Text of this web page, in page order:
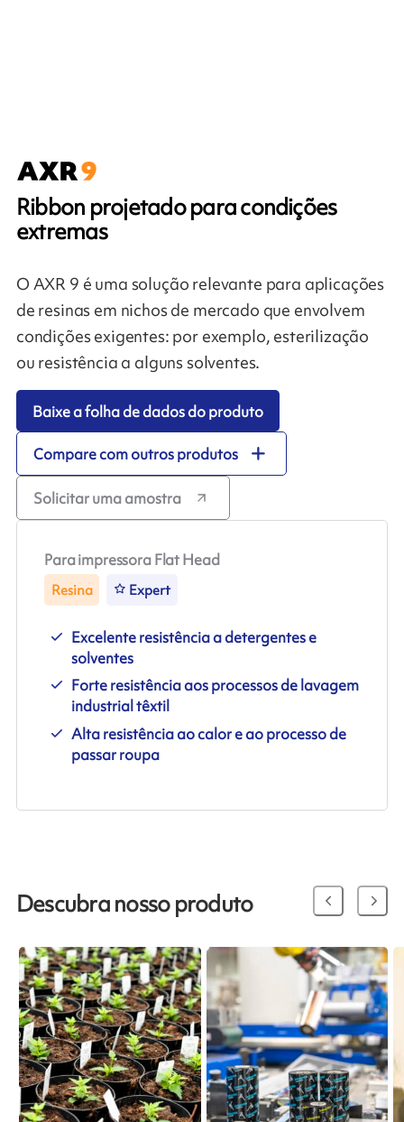
Ribbon projetado para condições
extremas
O AXR 9 é uma solução relevante para aplicações
de resinas em nichos de mercado que envolvem
condições exigentes: por exemplo, esterilização
ou resistência a alguns solventes.
Baixe a folha de dados do produto
Compare com outros produtos
Solicitar uma amostra
Para impressora Flat Head
Resina Expert
Excelente resistência a detergentes e
solventes
Forte resistência aos processos de lavagem
industrial têxtil
Alta resistência ao calor e ao processo de
passar roupa
Descubra nosso produto